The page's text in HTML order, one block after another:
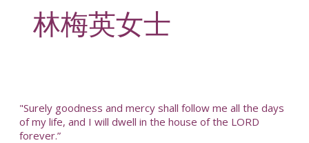
林梅英女士
"Surely goodness and mercy shall follow me all the days
of my life, and I will dwell in the house of the LORD
forever.”